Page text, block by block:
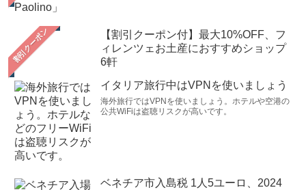
【割引クーポン付】最大10%OFF、フ
ィレンツェお土産におすすめショップ
6軒
イタリア旅行中はVPNを使いましょう
海外旅行ではVPNを使いましょう。ホテルや空港の
公共WiFiは盗聴リスクが高いです。
ベネチア市入島税 1人5ユーロ、2024